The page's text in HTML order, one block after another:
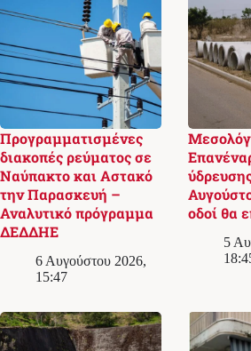
Προγραμματισμένες
διακοπές ρεύματος σε
Ναύπακτο και Αστακό
την Παρασκευή –
Αναλυτικό πρόγραμμα
ΔΕΔΔΗΕ
6 Αυγούστου 2026,
15:47
οδοί θα
5